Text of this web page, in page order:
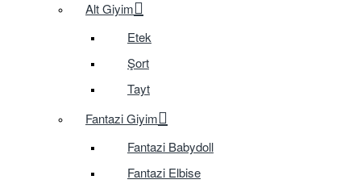
Alt Giyim
Etek
Şort
Tayt
Fantazi Giyim
Fantazi Babydoll
Fantazi Elbise